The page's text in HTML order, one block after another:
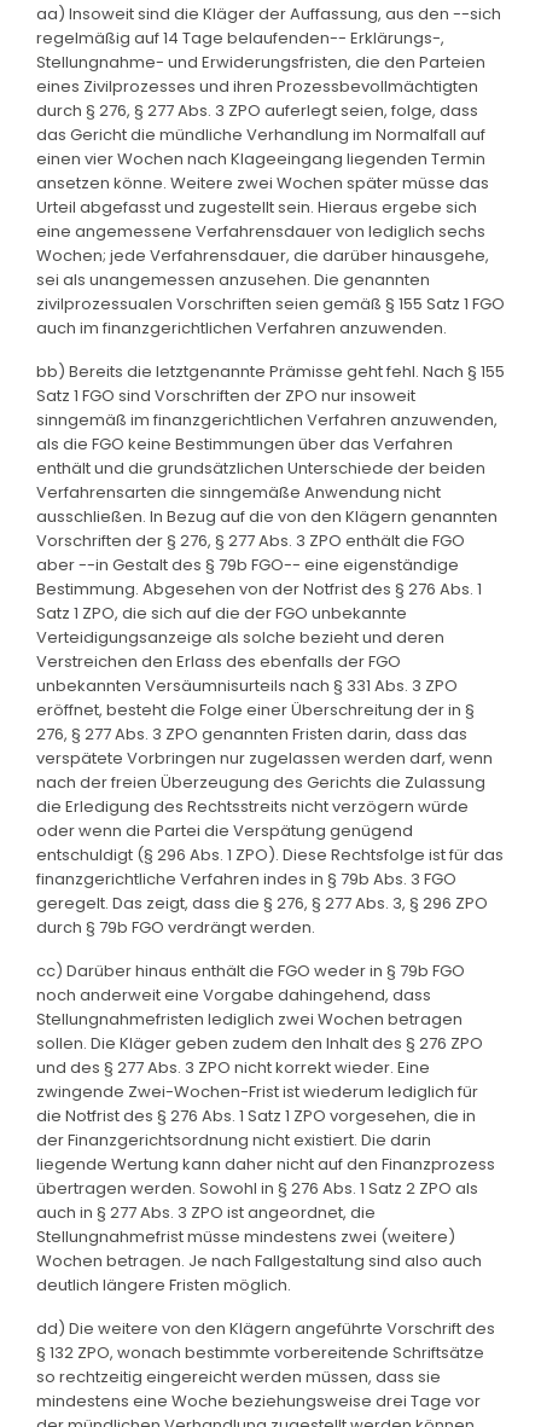
aa) Insoweit sind die Kläger der Auffassung, aus den --sich
regelmäßig auf 14 Tage belaufenden-- Erklärungs-,
Stellungnahme- und Erwiderungsfristen, die den Parteien
eines Zivilprozesses und ihren Prozessbevollmächtigten
durch § 276, § 277 Abs. 3 ZPO auferlegt seien, folge, dass
das Gericht die mündliche Verhandlung im Normalfall auf
einen vier Wochen nach Klageeingang liegenden Termin
ansetzen könne. Weitere zwei Wochen später müsse das
Urteil abgefasst und zugestellt sein. Hieraus ergebe sich
eine angemessene Verfahrensdauer von lediglich sechs
Wochen; jede Verfahrensdauer, die darüber hinausgehe,
sei als unangemessen anzusehen. Die genannten
zivilprozessualen Vorschriften seien gemäß § 155 Satz 1 FGO
auch im finanzgerichtlichen Verfahren anzuwenden.
bb) Bereits die letztgenannte Prämisse geht fehl. Nach § 155
Satz 1 FGO sind Vorschriften der ZPO nur insoweit
sinngemäß im finanzgerichtlichen Verfahren anzuwenden,
als die FGO keine Bestimmungen über das Verfahren
enthält und die grundsätzlichen Unterschiede der beiden
Verfahrensarten die sinngemäße Anwendung nicht
ausschließen. In Bezug auf die von den Klägern genannten
Vorschriften der § 276, § 277 Abs. 3 ZPO enthält die FGO
aber --in Gestalt des § 79b FGO-- eine eigenständige
Bestimmung. Abgesehen von der Notfrist des § 276 Abs. 1
Satz 1 ZPO, die sich auf die der FGO unbekannte
Verteidigungsanzeige als solche bezieht und deren
Verstreichen den Erlass des ebenfalls der FGO
unbekannten Versäumnisurteils nach § 331 Abs. 3 ZPO
eröffnet, besteht die Folge einer Überschreitung der in §
276, § 277 Abs. 3 ZPO genannten Fristen darin, dass das
verspätete Vorbringen nur zugelassen werden darf, wenn
nach der freien Überzeugung des Gerichts die Zulassung
die Erledigung des Rechtsstreits nicht verzögern würde
oder wenn die Partei die Verspätung genügend
entschuldigt (§ 296 Abs. 1 ZPO). Diese Rechtsfolge ist für das
finanzgerichtliche Verfahren indes in § 79b Abs. 3 FGO
geregelt. Das zeigt, dass die § 276, § 277 Abs. 3, § 296 ZPO
durch § 79b FGO verdrängt werden.
cc) Darüber hinaus enthält die FGO weder in § 79b FGO
noch anderweit eine Vorgabe dahingehend, dass
Stellungnahmefristen lediglich zwei Wochen betragen
sollen. Die Kläger geben zudem den Inhalt des § 276 ZPO
und des § 277 Abs. 3 ZPO nicht korrekt wieder. Eine
zwingende Zwei-Wochen-Frist ist wiederum lediglich für
die Notfrist des § 276 Abs. 1 Satz 1 ZPO vorgesehen, die in
der Finanzgerichtsordnung nicht existiert. Die darin
liegende Wertung kann daher nicht auf den Finanzprozess
übertragen werden. Sowohl in § 276 Abs. 1 Satz 2 ZPO als
auch in § 277 Abs. 3 ZPO ist angeordnet, die
Stellungnahmefrist müsse mindestens zwei (weitere)
Wochen betragen. Je nach Fallgestaltung sind also auch
deutlich längere Fristen möglich.
dd) Die weitere von den Klägern angeführte Vorschrift des
§ 132 ZPO, wonach bestimmte vorbereitende Schriftsätze
so rechtzeitig eingereicht werden müssen, dass sie
mindestens eine Woche beziehungsweise drei Tage vor